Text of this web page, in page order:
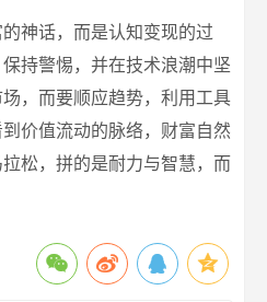
神话，而是认知变现的过
持警惕，并在技术浪潮中坚
，而要顺应趋势，利用工具
价值流动的脉络，财富自然
松，拼的是耐力与智慧，而